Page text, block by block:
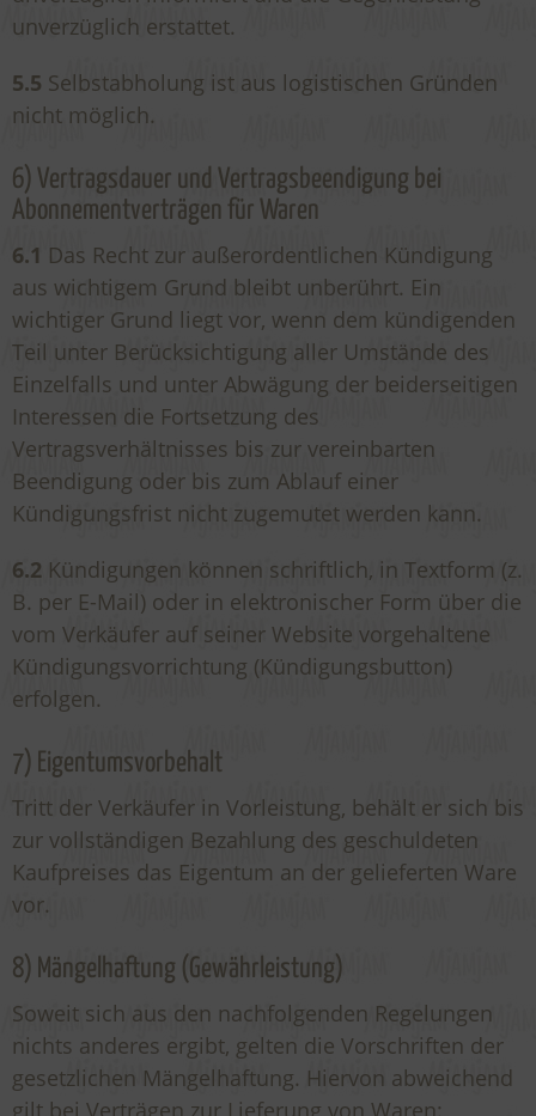
unverzüglich erstattet.
5.5 Selbstabholung ist aus logistischen Gründen
nicht möglich.
6) Vertragsdauer und Vertragsbeendigung bei
Abonnementverträgen für Waren
6.1 Das Recht zur außerordentlichen Kündigung
aus wichtigem Grund bleibt unberührt. Ein
wichtiger Grund liegt vor, wenn dem kündigenden
Teil unter Berücksichtigung aller Umstände des
Einzelfalls und unter Abwägung der beiderseitigen
Interessen die Fortsetzung des
Vertragsverhältnisses bis zur vereinbarten
Beendigung oder bis zum Ablauf einer
Kündigungsfrist nicht zugemutet werden kann.
6.2 Kündigungen können schriftlich, in Textform (z.
B. per E-Mail) oder in elektronischer Form über die
vom Verkäufer auf seiner Website vorgehaltene
Kündigungsvorrichtung (Kündigungsbutton)
erfolgen.
7) Eigentumsvorbehalt
Tritt der Verkäufer in Vorleistung, behält er sich bis
zur vollständigen Bezahlung des geschuldeten
Kaufpreises das Eigentum an der gelieferten Ware
vor.
8) Mängelhaftung (Gewährleistung)
Soweit sich aus den nachfolgenden Regelungen
nichts anderes ergibt, gelten die Vorschriften der
gesetzlichen Mängelhaftung. Hiervon abweichend
gilt bei Verträgen zur Lieferung von Waren: